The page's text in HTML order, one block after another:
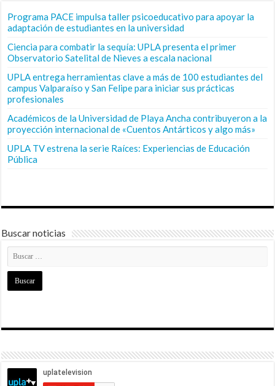
Programa PACE impulsa taller psicoeducativo para apoyar la
adaptación de estudiantes en la universidad
Ciencia para combatir la sequía: UPLA presenta el primer
Observatorio Satelital de Nieves a escala nacional
UPLA entrega herramientas clave a más de 100 estudiantes del
campus Valparaíso y San Felipe para iniciar sus prácticas
profesionales
Académicos de la Universidad de Playa Ancha contribuyeron a la
proyección internacional de «Cuentos Antárticos y algo más»
UPLA TV estrena la serie Raíces: Experiencias de Educación
Pública
Buscar noticias